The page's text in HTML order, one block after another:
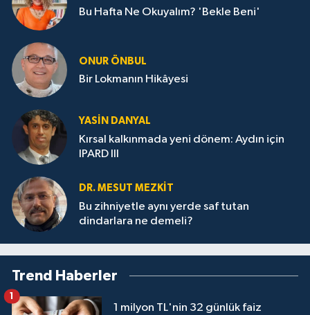
Bu Hafta Ne Okuyalım? 'Bekle Beni'
ONUR ÖNBUL
Bir Lokmanın Hikâyesi
YASIN DANYAL
Kırsal kalkınmada yeni dönem: Aydın için
IPARD III
DR. MESUT MEZKIT
Bu zihniyetle aynı yerde saf tutan
dindarlara ne demeli?
Trend Haberler
1 milyon TL'nin 32 günlük faiz
1